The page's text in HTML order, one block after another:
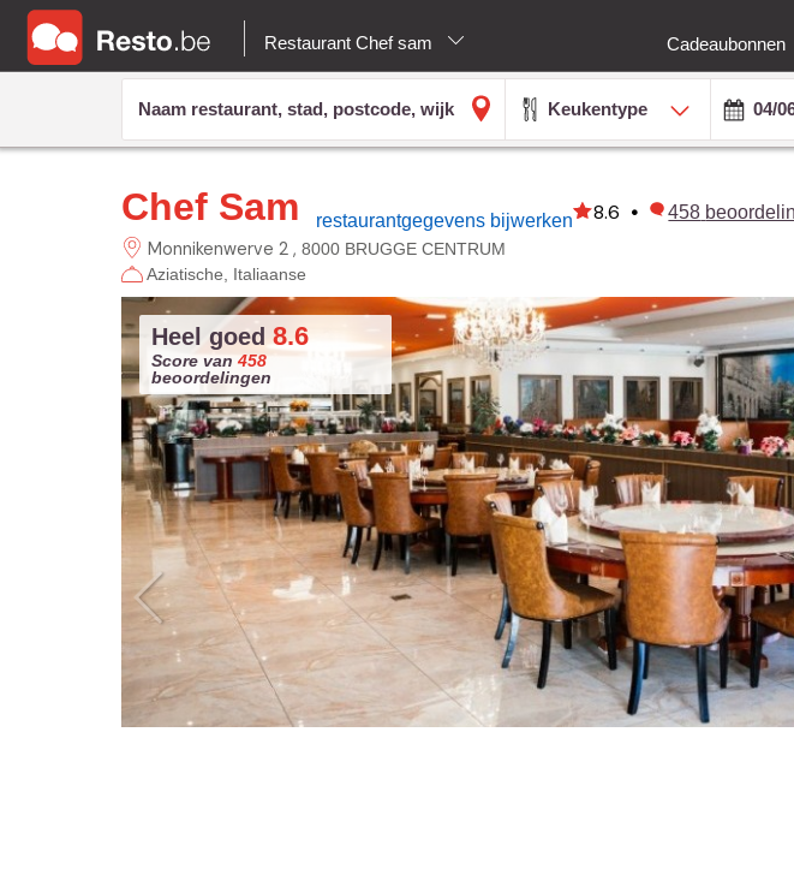
Restaurant Chef sam Cadeaubonnen
Keukentype
Chef Sam restaurantgegevens bijwerken 8.6 • 458
Monnikenwerve 2
8000 BRUGGE CENTRUM
Aziatische
Italiaanse
Heel goed 8.6
Score van458
beoordelingen